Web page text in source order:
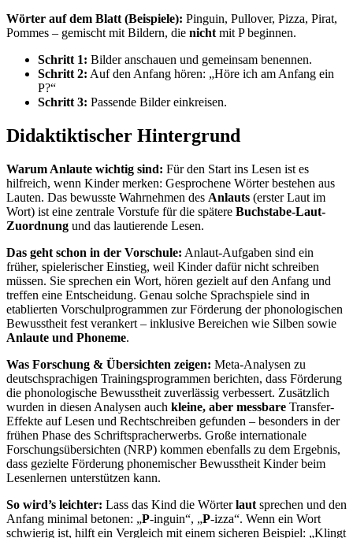
Wörter auf dem Blatt (Beispiele): Pinguin, Pullover, Pizza, Pirat,
Pommes – gemischt mit Bildern, die nicht mit P beginnen.
Schritt 1: Bilder anschauen und gemeinsam benennen.
Schritt 2: Auf den Anfang hören: „Höre ich am Anfang ein
P?“
Schritt 3: Passende Bilder einkreisen.
Didaktiktischer Hintergrund
Warum Anlaute wichtig sind: Für den Start ins Lesen ist es
hilfreich, wenn Kinder merken: Gesprochene Wörter bestehen aus
Lauten. Das bewusste Wahrnehmen des Anlauts (erster Laut im
Wort) ist eine zentrale Vorstufe für die spätere Buchstabe-Laut-
Zuordnung und das lautierende Lesen.
Das geht schon in der Vorschule: Anlaut-Aufgaben sind ein
früher, spielerischer Einstieg, weil Kinder dafür nicht schreiben
müssen. Sie sprechen ein Wort, hören gezielt auf den Anfang und
treffen eine Entscheidung. Genau solche Sprachspiele sind in
etablierten Vorschulprogrammen zur Förderung der phonologischen
Bewusstheit fest verankert – inklusive Bereichen wie Silben sowie
Anlaute und Phoneme.
Was Forschung & Übersichten zeigen: Meta-Analysen zu
deutschsprachigen Trainingsprogrammen berichten, dass Förderung
die phonologische Bewusstheit zuverlässig verbessert. Zusätzlich
wurden in diesen Analysen auch kleine, aber messbare Transfer-
Effekte auf Lesen und Rechtschreiben gefunden – besonders in der
frühen Phase des Schriftspracherwerbs. Große internationale
Forschungsübersichten (NRP) kommen ebenfalls zu dem Ergebnis,
dass gezielte Förderung phonemischer Bewusstheit Kinder beim
Lesenlernen unterstützen kann.
So wird’s leichter: Lass das Kind die Wörterlaut sprechen und den
Anfang minimal betonen: „P-inguin“, „P-izza“. Wenn ein Wort
schwierig ist, hilft ein Vergleich mit einem sicheren Beispiel: „Klingt